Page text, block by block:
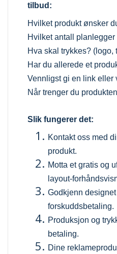
tilbud:
Hvilket produkt ønsker
Hvilket antall
Hva skal trykkes? (logo,
Har du allerede et
Vennligst gi en link eller
Når trenger du
Slik fungerer det:
Kontakt oss med
produkt.
Motta et gratis og
layout-
Godkjenn
forskuddsbetaling.
Produksjon og
betaling.
Dine